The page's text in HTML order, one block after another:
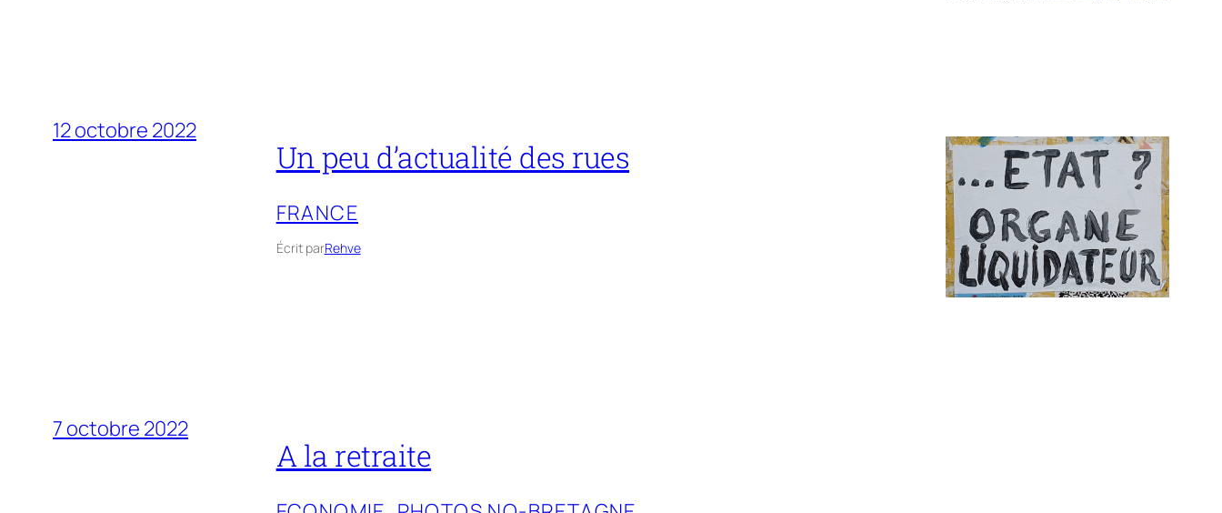
12 octobre 2022
Un peu d’actualité des rues
FRANCE
Écrit parRehve
7 octobre 2022
A la retraite